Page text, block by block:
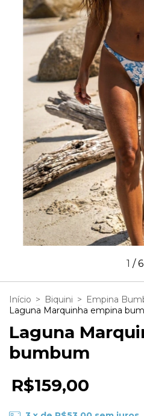
1 /6
Início > Biquini > Empina
Laguna Marquinha empina
Laguna
bumbum
R$159,00